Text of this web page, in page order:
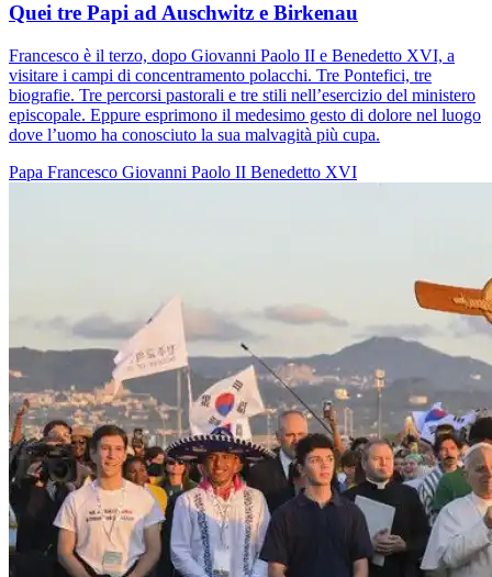
Quei tre Papi ad Auschwitz e Birkenau
Francesco è il terzo, dopo Giovanni Paolo II e Benedetto XVI, a
visitare i campi di concentramento polacchi. Tre Pontefici, tre
biografie. Tre percorsi pastorali e tre stili nell’esercizio del ministero
episcopale. Eppure esprimono il medesimo gesto di dolore nel luogo
dove l’uomo ha conosciuto la sua malvagità più cupa.
Papa Francesco Giovanni Paolo II Benedetto XVI